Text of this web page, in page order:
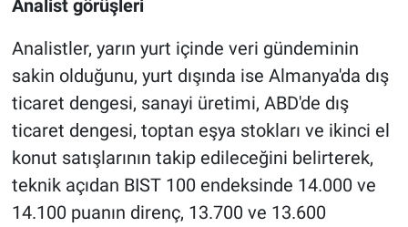
Analist görüşleri
Analistler, yarın yurt içinde veri gündeminin
sakin olduğunu, yurt dışında ise Almanya'da dış
ticaret dengesi, sanayi üretimi, ABD'de dış
ticaret dengesi, toptan eşya stokları ve ikinci el
konut satışlarının takip edileceğini belirterek,
teknik açıdan BIST 100 endeksinde 14.000 ve
14.100 puanın direnç, 13.700 ve 13.600